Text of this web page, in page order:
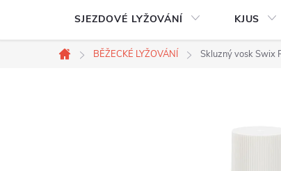
SJEZDOVÉ LYŽOVÁNÍ KJUS
Domů
BĚŽECKÉ LYŽOVÁNÍ Skluzný vosk Swix